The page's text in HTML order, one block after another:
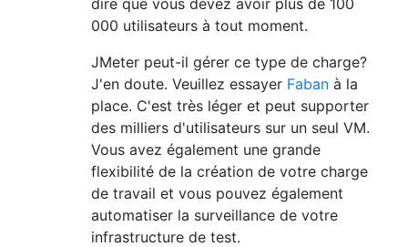
dire que vous devez avoir plus de 100
000 utilisateurs à tout moment.
JMeter peut-il gérer ce type de charge?
J'en doute. Veuillez essayer Faban à la
place. C'est très léger et peut supporter
des milliers d'utilisateurs sur un seul VM.
Vous avez également une grande
flexibilité de la création de votre charge
de travail et vous pouvez également
automatiser la surveillance de votre
infrastructure de test.